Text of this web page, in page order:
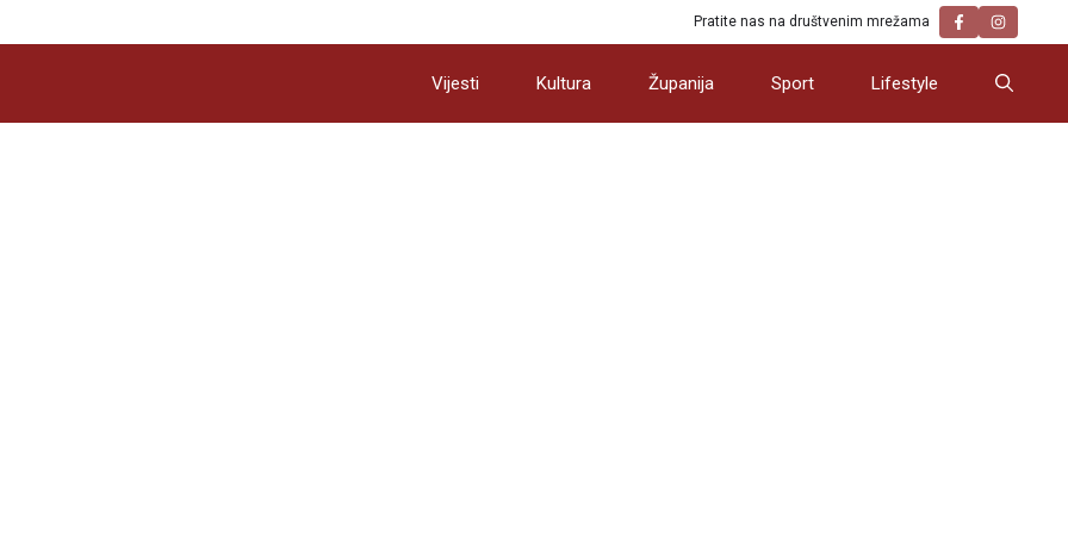
Pratite nas na društvenim mrežama
Vijesti Kultura Županija Sport Lifestyle